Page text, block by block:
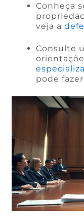
Conheça
veja a
Consulte
pode